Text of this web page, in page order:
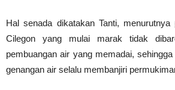
Hal senada dikatakan Tanti, menurutnya
Cilegon yang mulai marak tidak
pembuangan air yang memadai,
genangan air selalu membanjiri